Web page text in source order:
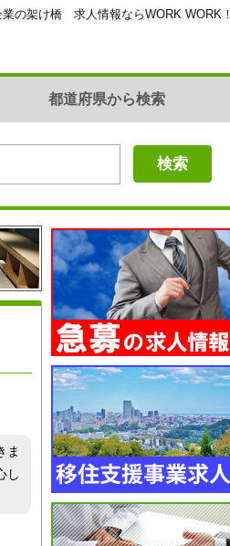
業の架け橋 求人情報ならWORK WORK！
都道府県から検索
ま
し